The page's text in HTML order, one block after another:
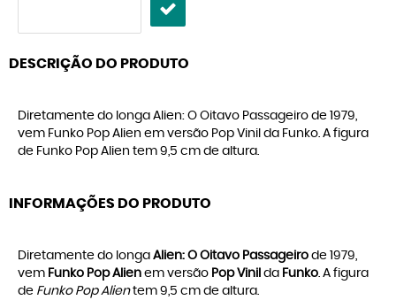
DESCRIÇÃO DO PRODUTO
Diretamente do longa Alien: O Oitavo Passageiro de 1979,
vem Funko Pop Alien em versão Pop Vinil da Funko. A figura
de Funko Pop Alien tem 9,5 cm de altura.
INFORMAÇÕES DO PRODUTO
Diretamente do longa Alien: O Oitavo Passageiro de 1979,
vem Funko Pop Alien em versão Pop Vinil da Funko. A figura
de Funko Pop Alientem 9,5 cm de altura.